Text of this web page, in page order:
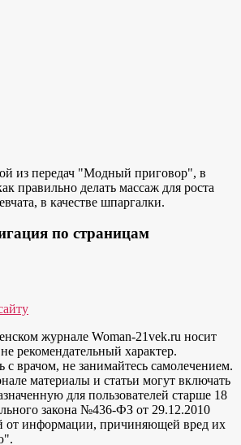
из передач "Модный приговор", в
правильно делать массаж для роста
в качестве шпаргалки.
по страницам
журнале Woman-21vek.ru носит
рекомендательный характер.
с врачом, не занимайтесь самолечением.
материалы и статьи могут включать
для пользователей старше 18
закона №436-ФЗ от 29.12.2010
от информации, причиняющей вред их